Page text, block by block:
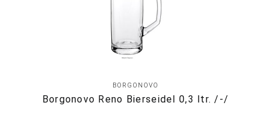
BORGONOVO
Borgonovo Reno Bierseidel 0,3 ltr. /-/